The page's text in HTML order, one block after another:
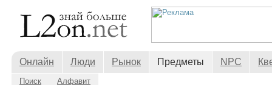
Онлайн Люди Рынок Предметы NPC
Поиск Алфавит